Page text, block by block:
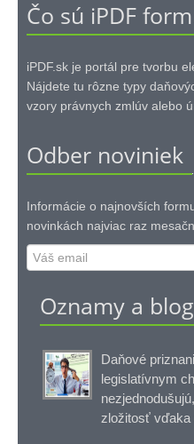
Čo sú iPDF
iPDF.sk je portál pre tvorbu
Nájdete tu rôzne typy
vzory právnych zmlúv alebo
Odber noviniek
Informácie o najnovších
novinkách najviac raz
Oznamy a
Daňové
legislatívnym
zložitosť vďaka